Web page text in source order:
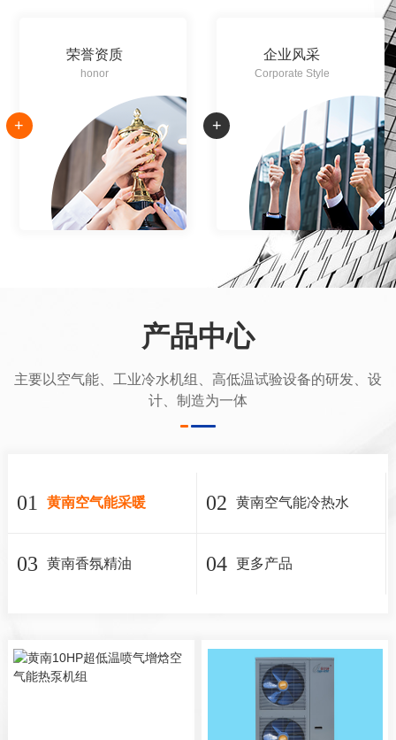
医药、化工、房地产、文旅等产业，提…
荣誉资质
honor
+
企业风采
Corporate Style
+
产品中心
主要以空气能、工业冷水机组、高低温试验设备的研发、设
计、制造为一体
01 黄南空气能采暖 02 黄南空气能冷热水
03 黄南香氛精油 04 更多产品